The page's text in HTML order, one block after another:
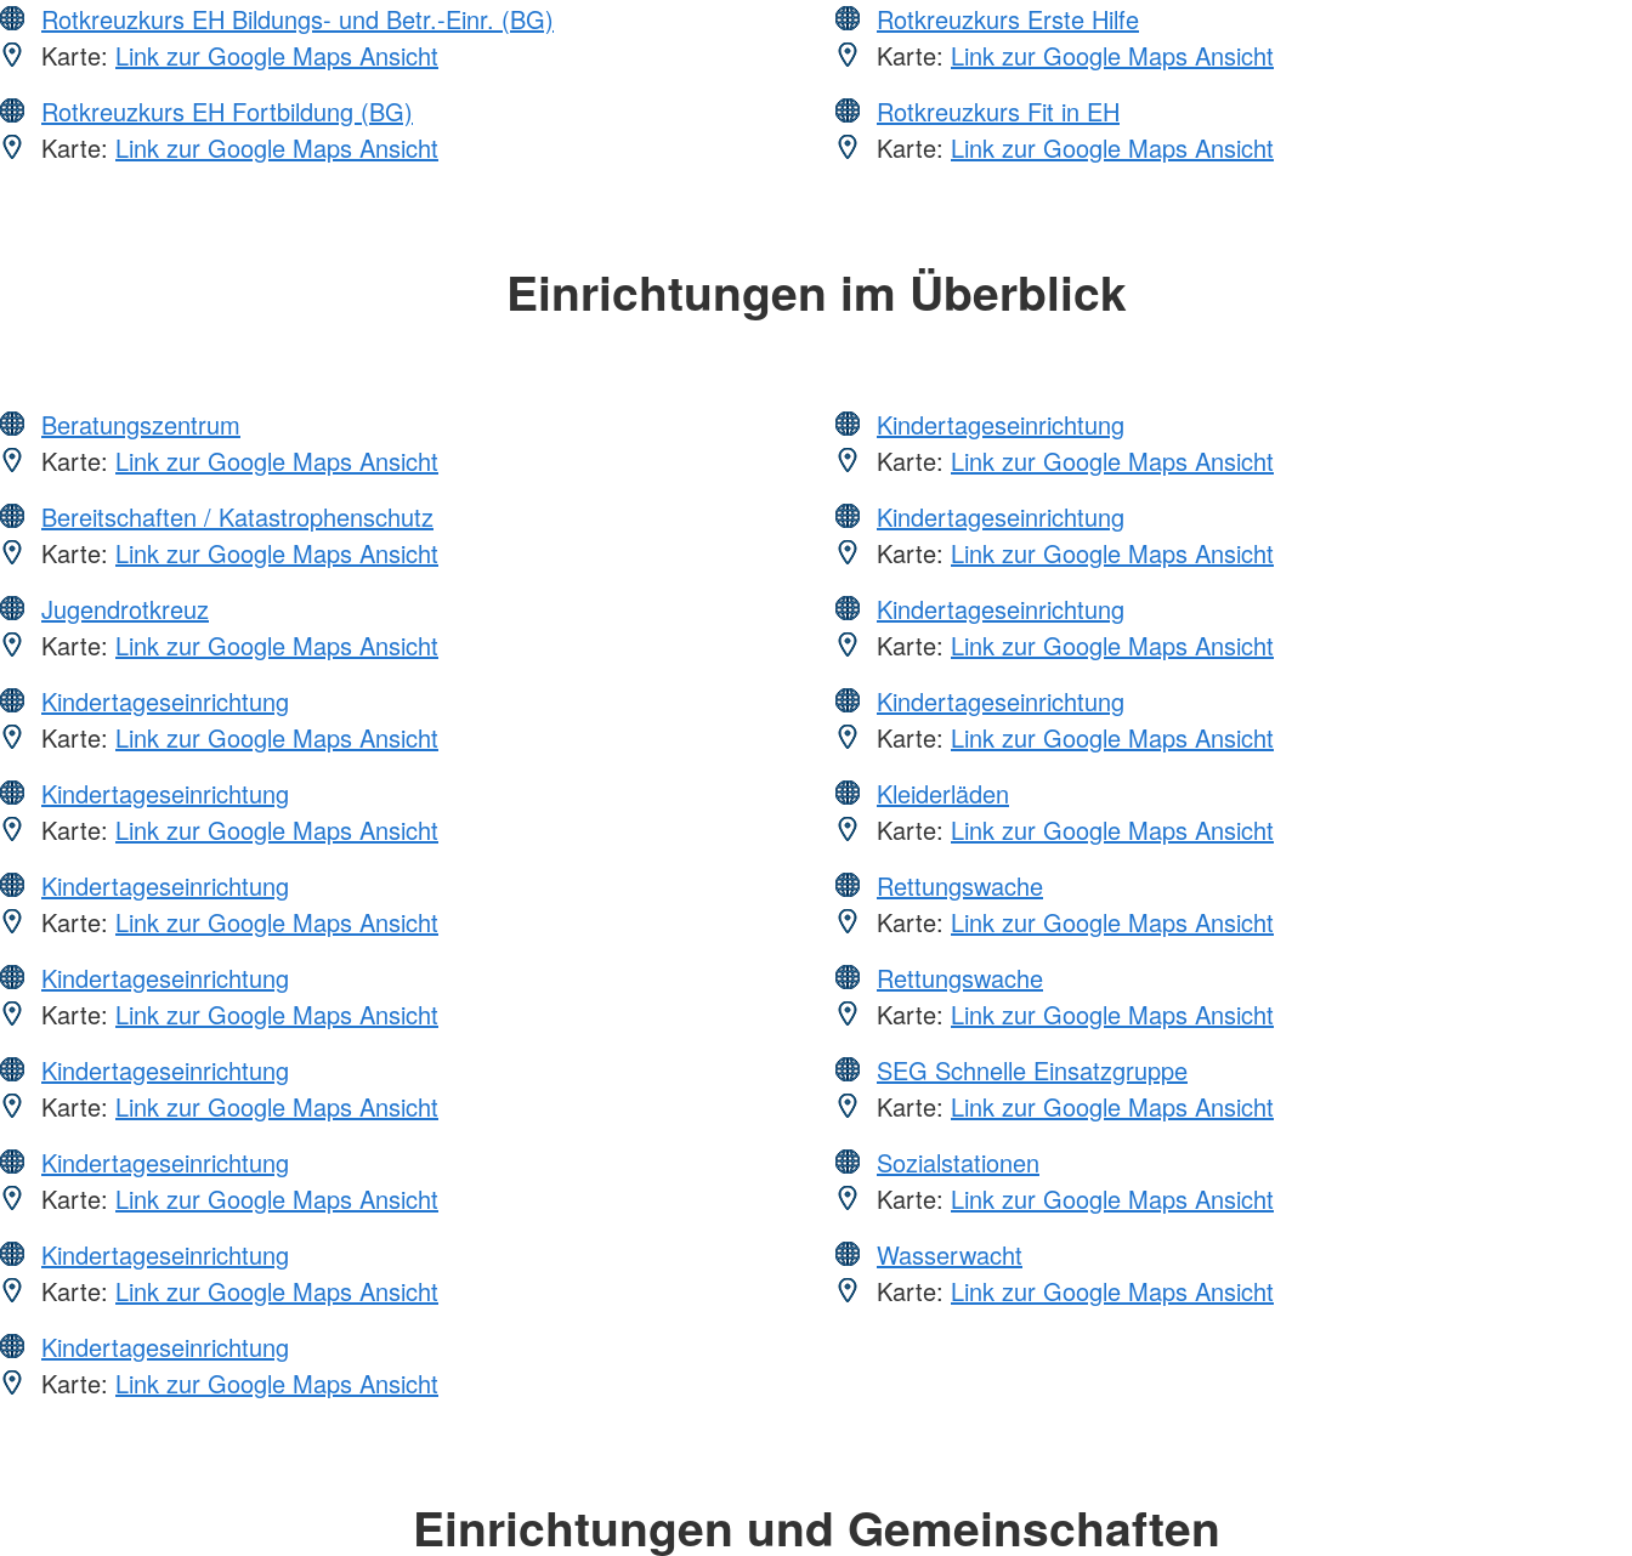
Rotkreuzkurs EH Bildungs- und Betr.-Einr. (BG)
Karte: Link zur Google Maps Ansicht
Rotkreuzkurs EH Fortbildung (BG)
Karte: Link zur Google Maps Ansicht
Rotkreuzkurs Erste Hilfe
Karte: Link zur Google Maps Ansicht
Rotkreuzkurs Fit in EH
Karte: Link zur Google Maps Ansicht
Einrichtungen im Überblick
Beratungszentrum
Karte: Link zur Google Maps Ansicht
Bereitschaften / Katastrophenschutz
Karte: Link zur Google Maps Ansicht
Jugendrotkreuz
Karte: Link zur Google Maps Ansicht
Kindertageseinrichtung
Karte: Link zur Google Maps Ansicht
Kindertageseinrichtung
Karte: Link zur Google Maps Ansicht
Kindertageseinrichtung
Karte: Link zur Google Maps Ansicht
Kindertageseinrichtung
Karte: Link zur Google Maps Ansicht
Kindertageseinrichtung
Karte: Link zur Google Maps Ansicht
Kindertageseinrichtung
Karte: Link zur Google Maps Ansicht
Kindertageseinrichtung
Karte: Link zur Google Maps Ansicht
Kindertageseinrichtung
Karte: Link zur Google Maps Ansicht
Kindertageseinrichtung
Karte: Link zur Google Maps Ansicht
Kindertageseinrichtung
Karte: Link zur Google Maps Ansicht
Kindertageseinrichtung
Karte: Link zur Google Maps Ansicht
Kindertageseinrichtung
Karte: Link zur Google Maps Ansicht
Kleiderläden
Karte: Link zur Google Maps Ansicht
Rettungswache
Karte: Link zur Google Maps Ansicht
Rettungswache
Karte: Link zur Google Maps Ansicht
SEG Schnelle Einsatzgruppe
Karte: Link zur Google Maps Ansicht
Sozialstationen
Karte: Link zur Google Maps Ansicht
Wasserwacht
Karte: Link zur Google Maps Ansicht
Einrichtungen und Gemeinschaften